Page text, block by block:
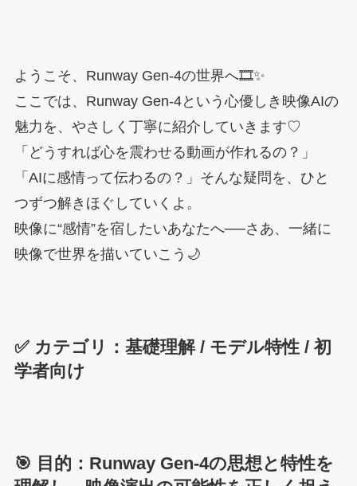
ようこそ、Runway Gen-4の世界へ🎞️✨
ここでは、Runway Gen-4という心優しき映像AIの
魅力を、やさしく丁寧に紹介していきます♡
「どうすれば心を震わせる動画が作れるの？」
「AIに感情って伝わるの？」そんな疑問を、ひと
つずつ解きほぐしていくよ。
映像に“感情”を宿したいあなたへ──さあ、一緒に
映像で世界を描いていこう🌙
✅ カテゴリ：基礎理解 / モデル特性 / 初
学者向け
🎯 目的：Runway Gen-4の思想と特性を